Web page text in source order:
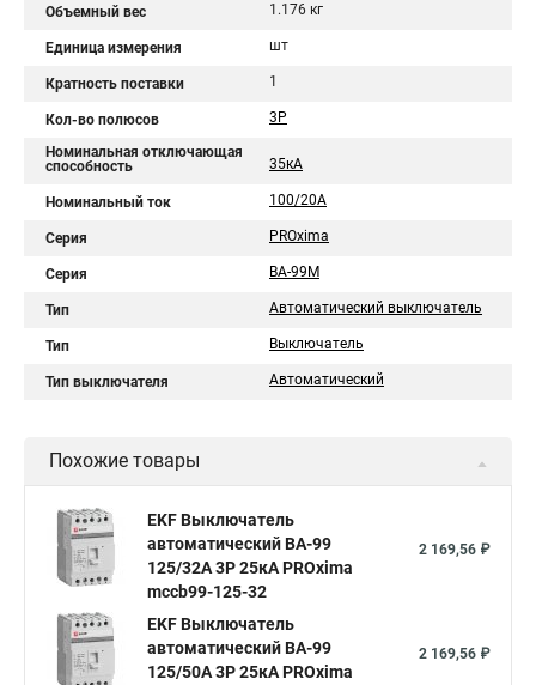
Объемный вес 1.176 кг
Единица измерения шт
Кратность поставки 1
Кол-во полюсов 3P
Номинальная отключающая
способность
35кА
Номинальный ток 100/20А
Серия PROxima
Серия ВА-99М
Тип Автоматический выключатель
Тип Выключатель
Тип выключателя Автоматический
Похожие товары
EKF Выключатель
автоматический ВА-99
125/32А 3P 25кА PROxima
mccb99-125-32
2 169,56 ₽
EKF Выключатель
автоматический ВА-99
125/50А 3P 25кА PROxima
2 169,56 ₽